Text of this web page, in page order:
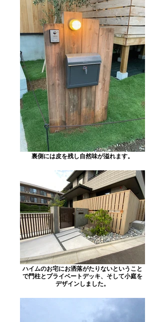
裏側には皮を残し自然味が溢れます。
ハイムのお宅にお洒落がたりないということ
で門柱とプライベートデッキ、そして小庭を
デザインしました。